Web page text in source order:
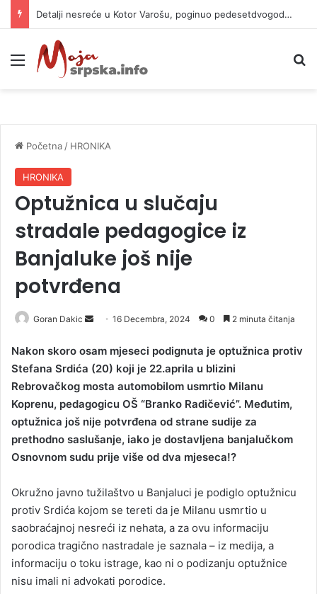
Detalji nesreće u Kotor Varošu, poginuo pedesetdvogodišnjak
Meni
Početna / HRONIKA
HRONIKA
Optužnica u slučaju
stradale pedagogice iz
Banjaluke još nije
potvrđena
Goran Dakic
n
d
a
n
e
m
a
l
16 Decembra, 2024 0 2 minuta čitanja
Nakon skoro osam mjeseci podignuta je optužnica protiv
Stefana Srdića (20) koji je 22.aprila u blizini
Rebrovačkog mosta automobilom usmrtio Milanu
Koprenu, pedagogicu OŠ “Branko Radičević”. Međutim,
optužnica još nije potvrđena od strane sudije za
prethodno saslušanje, iako je dostavljena banjalučkom
Osnovnom sudu prije više od dva mjeseca!?
Okružno javno tužilaštvo u Banjaluci je podiglo optužnicu
protiv Srdića kojom se tereti da je Milanu usmrtio u
saobraćajnoj nesreći iz nehata, a za ovu informaciju
porodica tragično nastradale je saznala – iz medija, a
informaciju o toku istrage, kao ni o podizanju optužnice
nisu imali ni advokati porodice.